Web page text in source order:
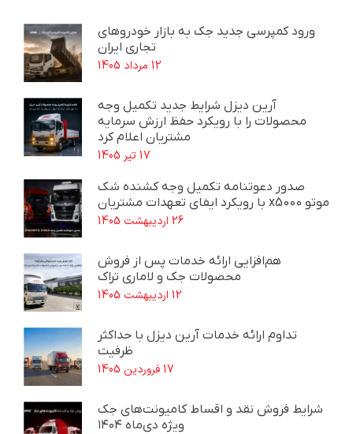
ورود کمپرسی جدید جک به بازار خودروهای
تجاری ایران
12 مرداد 1405
آرین دیزل شرایط جدید تکمیل وجه
محصولات را با رویکرد حفظ ارزش سرمایه
مشتریان اعلام کرد
17 تیر 1405
صدور دعوتنامه تکمیل وجه کشنده شک
موتو x5000 با رویکرد ایفای تعهدات مشتریان
26 اردیبهشت 1405
هم‌افزایی ارائه خدمات پس از فروش
محصولات جک و لاماری تراک
12 اردیبهشت 1405
تداوم ارائه خدمات آرین دیزل با حداکثر
ظرفیت
17 فروردین 1405
شرایط فروش نقد و اقساط کامیونت‌های جک
ویژه دی‌ماه ۱۴۰۴